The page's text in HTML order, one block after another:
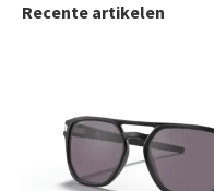
Recente artikelen